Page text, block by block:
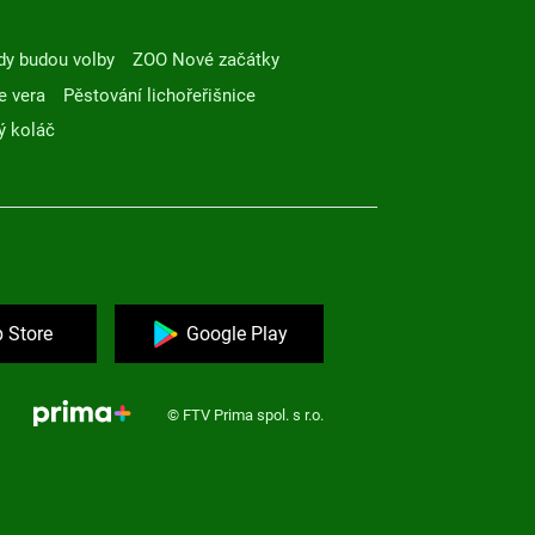
budou volby
ZOO Nové začátky
vera
Pěstování lichořeřišnice
koláč
Store Google Play
© FTV Prima spol. s r.o.